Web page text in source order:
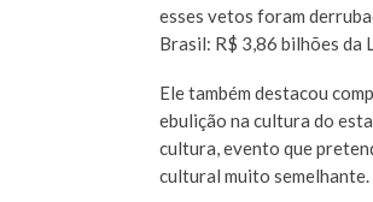
esses vetos foram
Brasil: R$ 3,86 bilhões da
Ele também destacou
ebulição na cultura do
cultura, evento que
cultural muito semelhante.